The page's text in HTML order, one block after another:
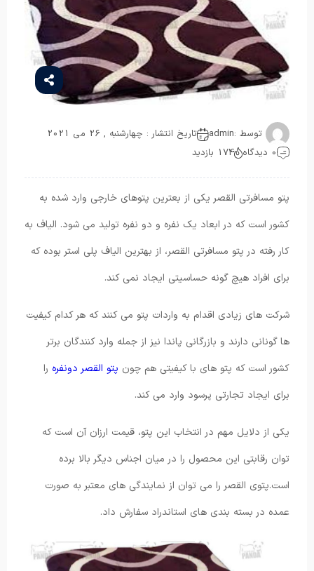
توسط :admin
تاریخ انتشار : چهارشنبه , 26 می 2021
0 دیدگاه
174 بازدید
پتو مسافرتی القصر یکی از بعترین پتوهای خارجی وارد شده به
کشور است که در ابعاد یک نفره و دو نفره تولید می شود. الیاف به
کار رفته در پتو مسافرتی القصر، از بهترین الیاف پلی استر بوده که
برای افراد هیچ گونه حساسیتی ایجاد نمی کند.
شرکت های زیادی اقدام به واردات پتو می کنند که هر کدام کیفیت
ها گونانی دارند و بازرگانی پاندا نیز از جمله وارد کنندگان برتر
کشور است که پتو های با کیفیتی هم چون پتو القصر دونفره را
برای ایجاد تجارتی پرسود وارد می کند.
یکی از دلایل مهم در انتخاب این پتو، قیمت ارزان آن است که
توان رقابتی این محصول را در میان اجناس دیگر بالا برده
است.پتوی القصر را می توان از نمایندگی های معتبر به صورت
عمده در بسته بندی های استاندراد سفارش داد.